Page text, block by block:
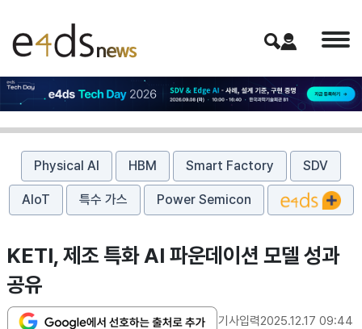
Physical AI HBM Smart Factory SDV
AIoT 특수 가스 Power Semicon
KETI, 제조 특화 AI 파운데이션 모델 성과
공유
기사입력2025.12.17 09:44